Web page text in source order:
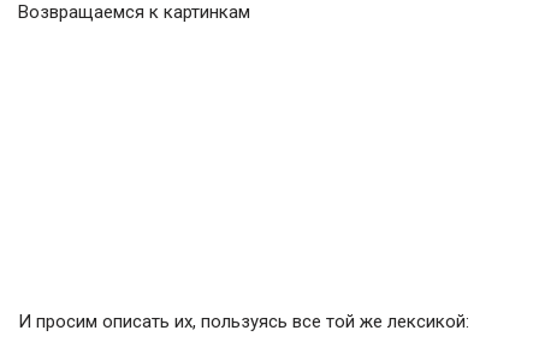
Возвращаемся к картинкам
И просим описать их, пользуясь все той же лексикой: